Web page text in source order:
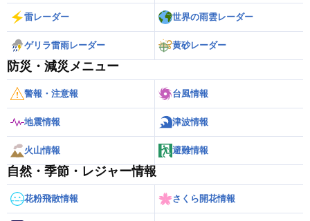
雷レーダー 世界の雨雲レーダー
ゲリラ雷雨レーダー 黄砂レーダー
防災・減災メニュー
警報・注意報 台風情報
地震情報 津波情報
火山情報 避難情報
自然・季節・レジャー情報
花粉飛散情報 さくら開花情報